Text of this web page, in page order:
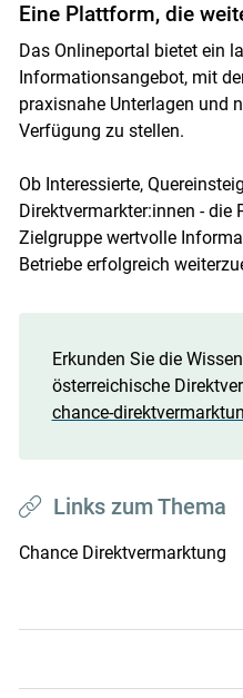
Eine Plattform, die
Das Onlineportal bietet ein
Informationsangebot, mit
praxisnahe Unterlagen und
Verfügung zu stellen.
Ob Interessierte,
Direktvermarkter:innen -
Zielgruppe wertvolle
Betriebe erfolgreich
Erkunden Sie die
österreichische
chance-
Links zum Thema
Chance Direktvermarktung